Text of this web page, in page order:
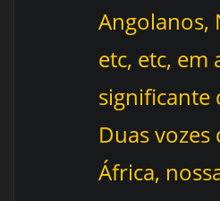
Angolanos,
etc, etc, em
significante
Duas
África,